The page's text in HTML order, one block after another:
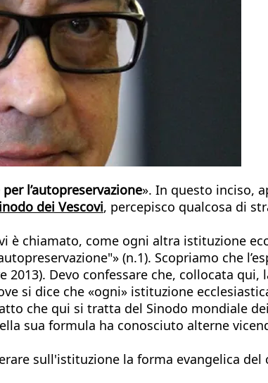
l’autopreservazione». In questo inciso,
dei Vescovi, percepisco qualcosa di
è chiamato, come ogni altra istituzione
(n.1). Scopriamo che
2013). Devo confessare che, collocata
si dice che «ogni» istituzione
che qui si tratta del Sinodo mondiale
sua formula ha conosciuto alterne
sull'istituzione la forma evangelica